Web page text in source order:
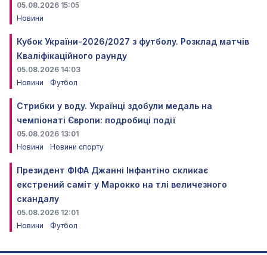
05.08.2026 15:05
Новини
Кубок України-2026/2027 з футболу. Розклад матчів
Кваліфікаційного раунду
05.08.2026 14:03
Новини
Футбол
Стрибки у воду. Українці здобули медаль на
чемпіонаті Європи: подробиці події
05.08.2026 13:01
Новини
Новини спорту
Президент ФІФА Джанні Інфантіно скликає
екстрений саміт у Марокко на тлі величезного
скандалу
05.08.2026 12:01
Новини
Футбол